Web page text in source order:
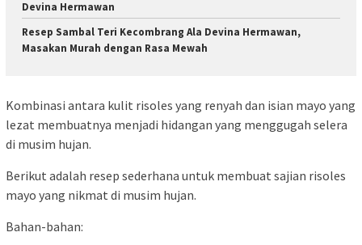
Devina Hermawan
Resep Sambal Teri Kecombrang Ala Devina Hermawan,
Masakan Murah dengan Rasa Mewah
Kombinasi antara kulit risoles yang renyah dan isian mayo yang
lezat membuatnya menjadi hidangan yang menggugah selera
di musim hujan.
Berikut adalah resep sederhana untuk membuat sajian risoles
mayo yang nikmat di musim hujan.
Bahan-bahan: